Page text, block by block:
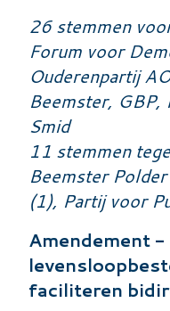
26 stemmen
Forum voor
Ouderenpartij
Beemster,
Smid
11 stemmen
Beemster
(1), Partij voor
Amendement -
faciliteren